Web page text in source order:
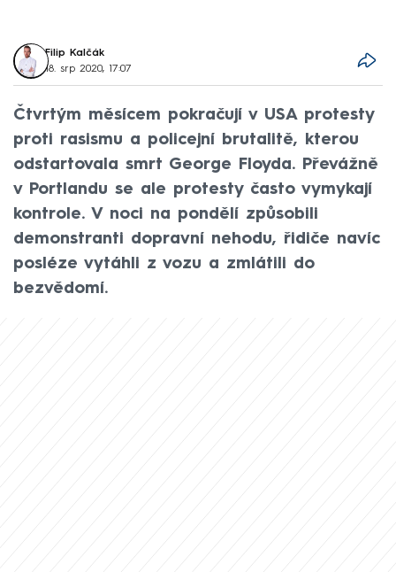
Filip Kalčák
18. srp 2020, 17:07
Čtvrtým měsícem pokračují v USA protesty
proti rasismu a policejní brutalitě, kterou
odstartovala smrt George Floyda. Převážně
v Portlandu se ale protesty často vymykají
kontrole. V noci na pondělí způsobili
demonstranti dopravní nehodu, řidiče navíc
posléze vytáhli z vozu a zmlátili do
bezvědomí.